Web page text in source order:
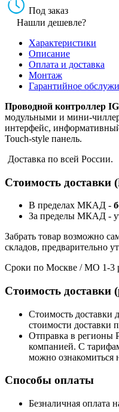
Под заказ
Нашли дешевле?
Характеристики
Описание
Оплата и доставка
Монтаж
Гарантийное
Проводной контроллер
модульными и мини-
интерфейс,
Touch-style панель.
Доставка по всей России.
Стоимость
В пределах МКАД -
За пределы МКАД -
Забрать товар возможно
складов, предварительно
Сроки по Москве / МО 1-3
Стоимость
Стоимость доставки
стоимости доставки
Отправка в регионы
компанией. С
можно ознакомиться
Способы оплаты
Безналичная оплата